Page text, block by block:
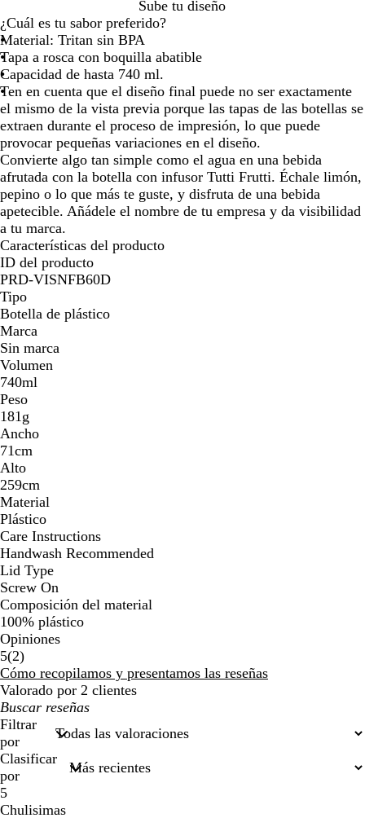
la
por
la
imagen
imagen
o
j
o
a
r
a
n
j
a
z
u
l
l
a
n
c
o
Sube tu diseño
¿Cuál es tu sabor preferido?
Material: Tritan sin BPA
Tapa a rosca con boquilla abatible
Capacidad de hasta 740 ml.
Ten en cuenta que el diseño final puede no ser exactamente
el mismo de la vista previa porque las tapas de las botellas se
extraen durante el proceso de impresión, lo que puede
provocar pequeñas variaciones en el diseño.
Convierte algo tan simple como el agua en una bebida
afrutada con la botella con infusor Tutti Frutti. Échale limón,
pepino o lo que más te guste, y disfruta de una bebida
apetecible. Añádele el nombre de tu empresa y da visibilidad
a tu marca.
Características del producto
ID del producto
PRD-VISNFB60D
Tipo
Botella de plástico
Marca
Sin marca
Volumen
740ml
Peso
181g
Ancho
71cm
Alto
259cm
Material
Plástico
Care Instructions
Handwash Recommended
Lid Type
Screw On
Composición del material
100% plástico
Opiniones
5(22
reseñas
)
Cómo recopilamos y presentamos las reseñas
Valorado por 2 clientes
Mis
búsquedas
Filtrar
por
Clasificar
por
5
Chulisimas